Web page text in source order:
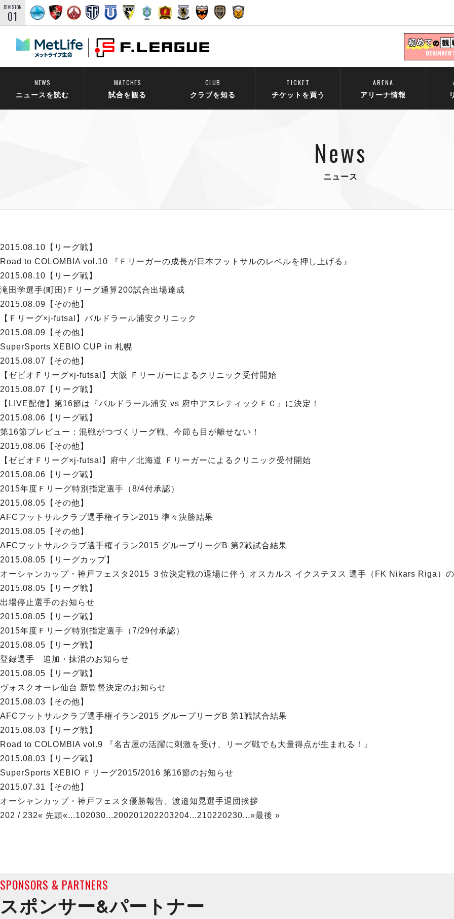
DIVISION
01
NEWS
ニュースを読む
MATCHES
試合を観る
CLUB
クラブを知る
TICKET
チケットを買う
ARENA
アリーナ情報
News
ニュース
2015.08.10 【リーグ戦】
Road to COLOMBIA vol.10 『Ｆリーガーの成長が日本フットサルのレベルを押し上げる』
2015.08.10 【リーグ戦】
滝田学選手(町田)Ｆリーグ通算200試合出場達成
2015.08.09 【その他】
【Ｆリーグ×j-futsal】バルドラール浦安クリニック
2015.08.09 【その他】
SuperSports XEBIO CUP in 札幌
2015.08.07
【その他】
【ゼビオＦリーグ×j-futsal】大阪 Ｆリーガーによるクリニック受付開始
2015.08.07
【リーグ戦】
【LIVE配信】第16節は『バルドラール浦安 vs 府中アスレティックＦＣ』に決定！
2015.08.06 【リーグ戦】
第16節プレビュー：混戦がつづくリーグ戦、今節も目が離せない！
2015.08.06 【その他】
【ゼビオＦリーグ×j-futsal】府中／北海道 Ｆリーガーによるクリニック受付開始
2015.08.06 【リーグ戦】
2015年度Ｆリーグ特別指定選手（8/4付承認）
2015.08.05 【その他】
AFCフットサルクラブ選手権イラン2015 準々決勝結果
2015.08.05 【その他】
AFCフットサルクラブ選手権イラン2015 グループリーグB 第2戦試合結果
2015.08.05 【リーグカップ】
オーシャンカップ・神戸フェスタ2015 ３位決定戦の退場に伴う オスカルス イクステヌス 選手（FK Nikars Riga）
2015.08.05 【リーグ戦】
出場停止選手のお知らせ
2015.08.05 【リーグ戦】
2015年度Ｆリーグ特別指定選手（7/29付承認）
2015.08.05 【リーグ戦】
登録選手 追加・抹消のお知らせ
2015.08.05 【リーグ戦】
ヴォスクオーレ仙台 新監督決定のお知らせ
2015.08.03 【その他】
AFCフットサルクラブ選手権イラン2015 グループリーグB 第1戦試合結果
2015.08.03 【リーグ戦】
Road to COLOMBIA vol.9 『名古屋の活躍に刺激を受け、リーグ戦でも大量得点が生まれる！』
2015.08.03 【リーグ戦】
SuperSports XEBIO Ｆリーグ2015/2016 第16節のお知らせ
2015.07.31
【その他】
オーシャンカップ・神戸フェスタ優勝報告、渡邉知晃選手退団挨拶
202 / 232« 先頭«...102030...200201202203204...210220230...»最後 »
SPONSORS & PARTNERS
スポンサー&パートナー